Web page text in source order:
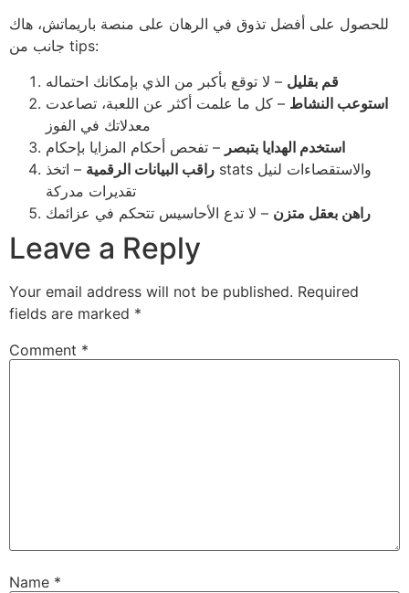
للحصول على أفضل تذوق في الرهان على منصة باريماتش، هاك
جانب من tips:
قم بقليل – لا توقع بأكبر من الذي بإمكانك احتماله
استوعب النشاط – كل ما علمت أكثر عن اللعبة، تصاعدت
معدلاتك في الفوز
استخدم الهدايا بتبصر – تفحص أحكام المزايا بإحكام
راقب البيانات الرقمية – اتخذ stats والاستقصاءات لنيل
تقديرات مدركة
راهن بعقل متزن – لا تدع الأحاسيس تتحكم في عزائمك
Leave a Reply
Your email address will not be published. Required
fields are marked *
Comment *
Name *